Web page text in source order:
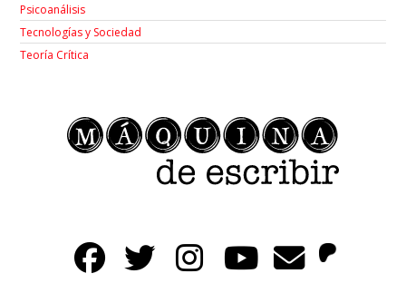
Psicoanálisis
Tecnologías y Sociedad
Teoría Crítica